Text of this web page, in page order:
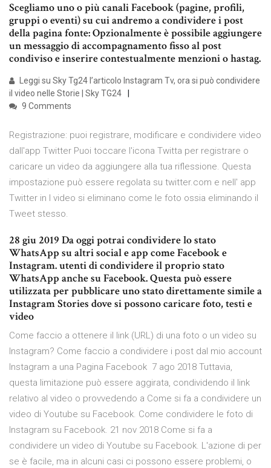
Scegliamo uno o più canali Facebook (pagine, profili,
gruppi o eventi) su cui andremo a condividere i post
della pagina fonte: Opzionalmente è possibile aggiungere
un messaggio di accompagnamento fisso al post
condiviso e inserire contestualmente menzioni o hastag.
Leggi su Sky Tg24 l’articolo Instagram Tv, ora si può condividere
il video nelle Storie | Sky TG24
9 Comments
Registrazione: puoi registrare, modificare e condividere video
dall'app Twitter Puoi toccare l'icona Twitta per registrare o
caricare un video da aggiungere alla tua riflessione. Questa
impostazione può essere regolata su twitter.com e nell' app
Twitter in I video si eliminano come le foto ossia eliminando il
Tweet stesso.
28 giu 2019 Da oggi potrai condividere lo stato
WhatsApp su altri social e app come Facebook e
Instagram. utenti di condividere il proprio stato
WhatsApp anche su Facebook. Questa può essere
utilizzata per pubblicare uno stato direttamente simile a
Instagram Stories dove si possono caricare foto, testi e
video
Come faccio a ottenere il link (URL) di una foto o un video su
Instagram? Come faccio a condividere i post dal mio account
Instagram a una Pagina Facebook 7 ago 2018 Tuttavia,
questa limitazione può essere aggirata, condividendo il link
relativo al video o provvedendo a Come si fa a condividere un
video di Youtube su Facebook. Come condividere le foto di
Instagram su Facebook. 21 nov 2018 Come si fa a
condividere un video di Youtube su Facebook. L'azione di per
se è facile, ma in alcuni casi ci possono essere problemi, o